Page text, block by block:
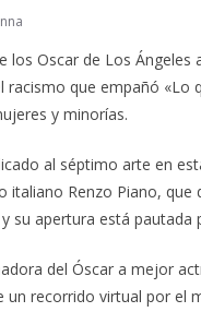
los Oscar de Los
racismo que empañó «Lo
y minorías.
al séptimo arte en
italiano Renzo Piano,
su apertura está
del Óscar a mejor
un recorrido virtual por el